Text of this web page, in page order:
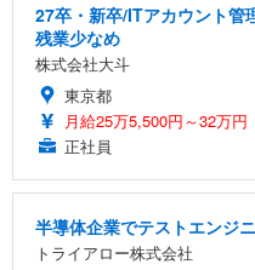
27卒・新卒/ITアカウント管
残業少なめ
株式会社大斗
東京都
月給25万5,500円～32万円
正社員
半導体企業でテストエンジ
トライアロー株式会社